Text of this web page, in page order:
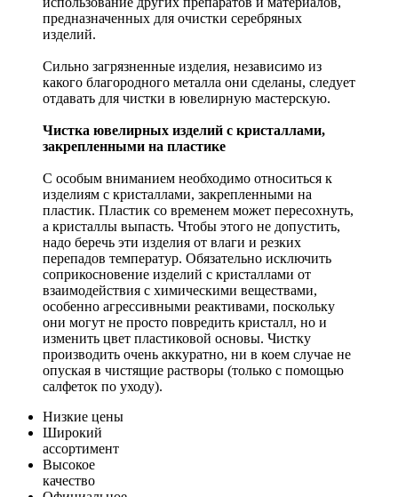
предназначенных для очистки серебряных
изделий.
Сильно загрязненные изделия, независимо из
какого благородного металла они сделаны, следует
отдавать для чистки в ювелирную мастерскую.
Чистка ювелирных изделий с кристаллами,
закрепленными на пластике
С особым вниманием необходимо относиться к
изделиям с кристаллами, закрепленными на
пластик. Пластик со временем может пересохнуть,
а кристаллы выпасть. Чтобы этого не допустить,
надо беречь эти изделия от влаги и резких
перепадов температур. Обязательно исключить
соприкосновение изделий с кристаллами от
взаимодействия с химическими веществами,
особенно агрессивными реактивами, поскольку
они могут не просто повредить кристалл, но и
изменить цвет пластиковой основы. Чистку
производить очень аккуратно, ни в коем случае не
опуская в чистящие растворы (только с помощью
салфеток по уходу).
Низкие цены
Широкий
ассортимент
Высокое
качество